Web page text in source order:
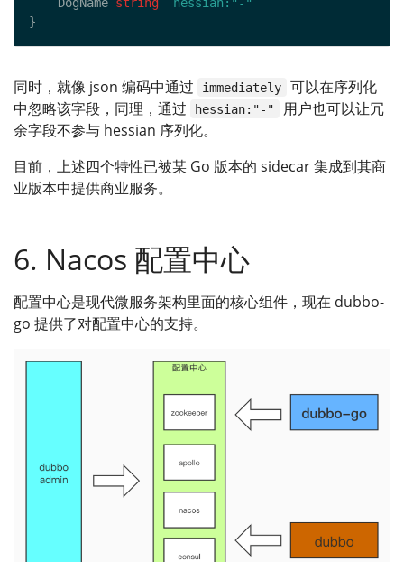
同时，就像 json 编码中通过 immediately
可以在序列化
中忽略该字段，同理，通过
hessian:"-"
用户也可以让冗
余字段不参与 hessian 序列化。
目前，上述四个特性已被某 Go 版本的 sidecar 集成到其商
业版本中提供商业服务。
6. Nacos 配置中心
配置中心是现代微服务架构里面的核心组件，现在 dubbo-
go 提供了对配置中心的支持。